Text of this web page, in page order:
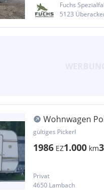
Fuchs
5123
Wohnwagen
gültiges Pickerl
1986 EZ1.000 km3
Privat
4650 Lambach